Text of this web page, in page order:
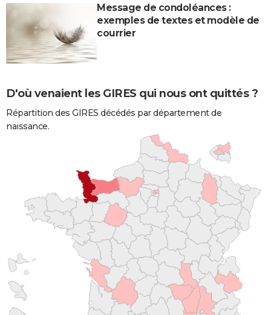
Message de condoléances :
exemples de textes et modèle de
courrier
D'où venaient les GIRES qui nous ont quittés ?
Répartition des GIRES décédés par département de
naissance.